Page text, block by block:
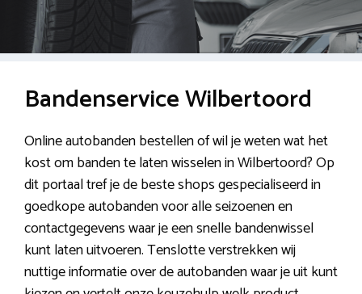
Bandenservice Wilbertoord
Online autobanden bestellen of wil je weten wat het
kost om banden te laten wisselen in Wilbertoord? Op
dit portaal tref je de beste shops gespecialiseerd in
goedkope autobanden voor alle seizoenen en
contactgegevens waar je een snelle bandenwissel
kunt laten uitvoeren. Tenslotte verstrekken wij
nuttige informatie over de autobanden waar je uit kunt